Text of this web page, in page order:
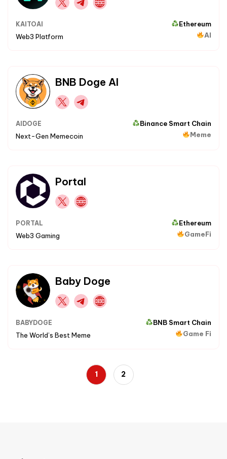
KAITOAI
Ethereum
Web3 Platform
AI
BNB Doge AI
AIDOGE
Binance Smart Chain
Next-Gen Memecoin
Meme
Portal
PORTAL
Ethereum
Web3 Gaming
GameFi
Baby Doge
BABYDOGE
BNB Smart Chain
The World’s Best Meme
Game Fi
1 2